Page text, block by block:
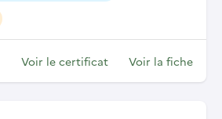
Voir le certificat Voir la fiche